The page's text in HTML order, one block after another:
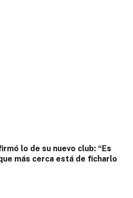
lo de su nuevo club: “Es
más cerca está de ficharlo